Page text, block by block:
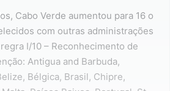
Cabo Verde aumentou para 16 o
com outras administrações
I/10 – Reconhecimento de
Antigua and Barbuda,
Bélgica, Brasil, Chipre,